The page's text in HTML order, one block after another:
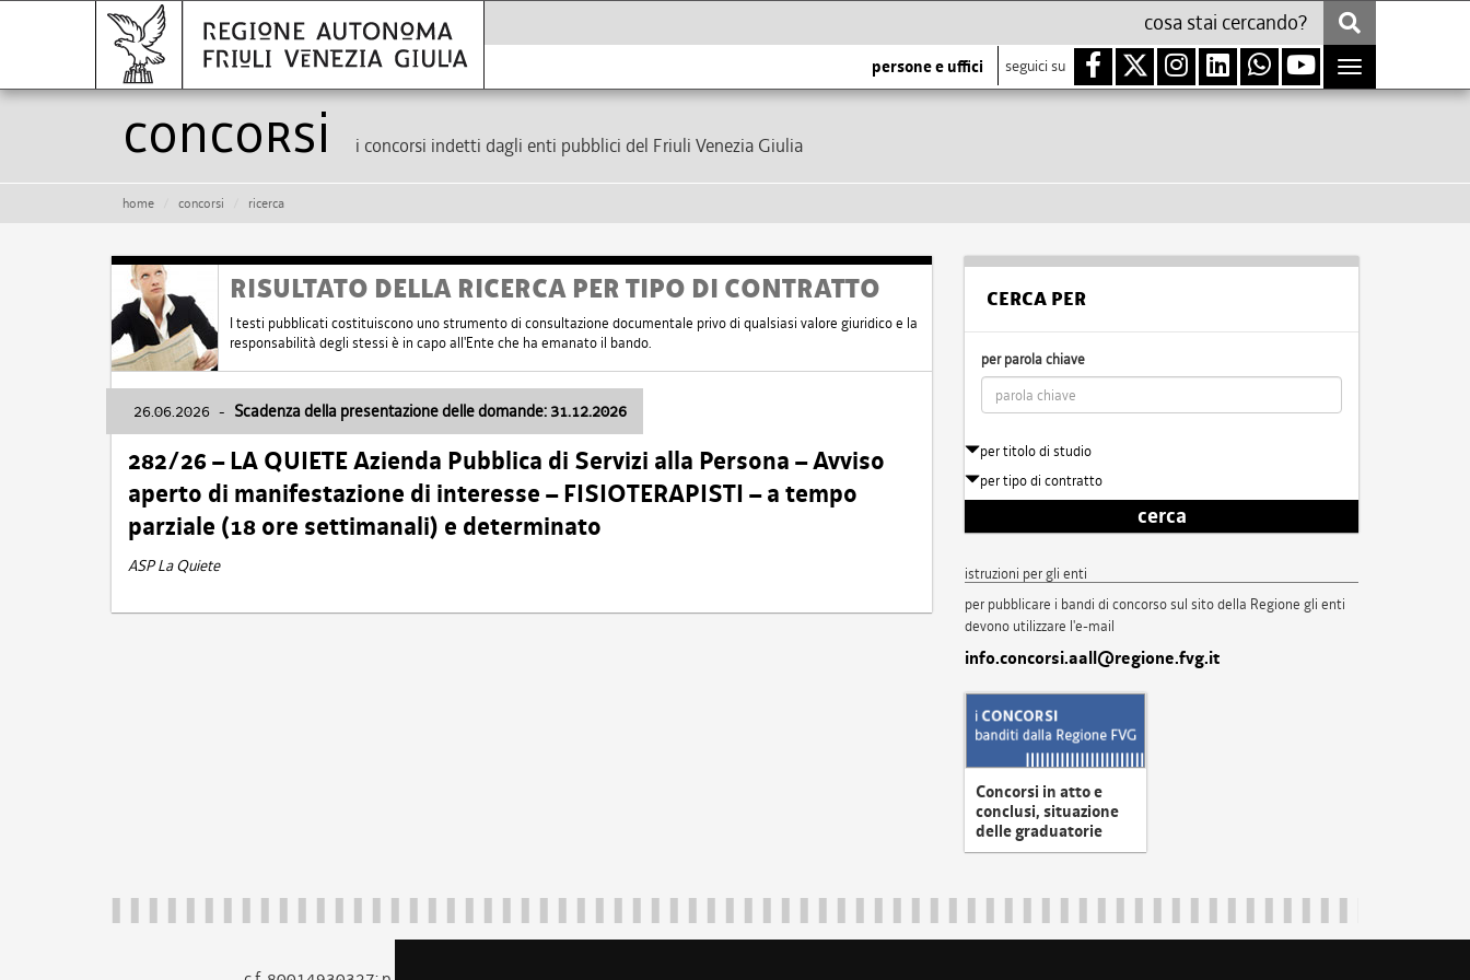
persone e uffici seguici su
Toggle
navigation
Concorsi i concorsi indetti dagli enti pubblici del Friuli Venezia Giulia
home concorsi ricerca
RISULTATO DELLA RICERCA PER TIPO DI CONTRATTO
I testi pubblicati costituiscono uno strumento di consultazione documentale privo di qualsiasi valore giuridico e la
responsabilità degli stessi è in capo all'Ente che ha emanato il bando.
26.06.2026 - Scadenza della presentazione delle domande: 31.12.2026
282/26 – LA QUIETE Azienda Pubblica di Servizi alla Persona – Avviso
aperto di manifestazione di interesse – FISIOTERAPISTI – a tempo
parziale (18 ore settimanali) e determinato
ASP La Quiete
CERCA PER
per parola chiave
per titolo di studio
per tipo di contratto
cerca
istruzioni per gli enti
per pubblicare i bandi di concorso sul sito della Regione gli enti
devono utilizzare l'e-mail
info.concorsi.aall@regione.fvg.it
Concorsi in atto e
conclusi, situazione
delle graduatorie